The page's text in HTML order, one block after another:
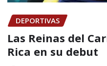
DEPORTIVAS
Las Reinas del
Rica en su debut